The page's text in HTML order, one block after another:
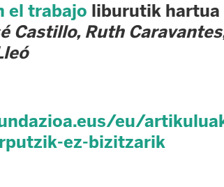
el trabajo liburutik hartua
Castillo, Ruth
eu/
ez-bizitzarik